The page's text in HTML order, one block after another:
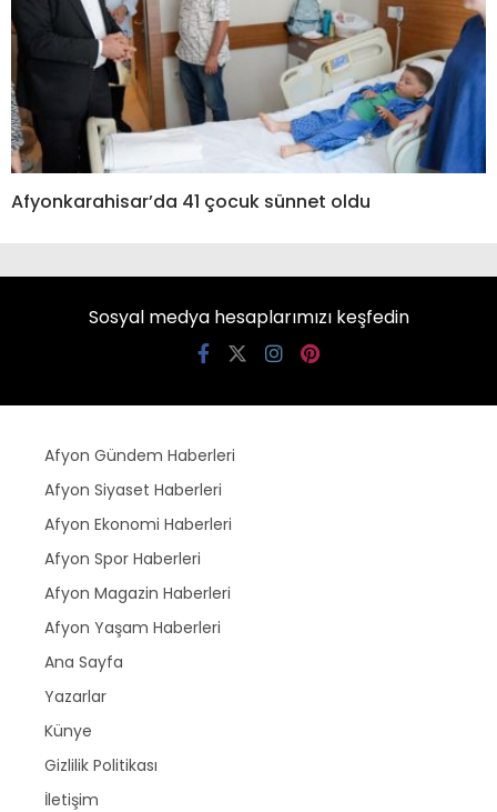
Afyonkarahisar’da 41 çocuk sünnet oldu
Sosyal medya hesaplarımızı keşfedin
Afyon Gündem Haberleri
Afyon Siyaset Haberleri
Afyon Ekonomi Haberleri
Afyon Spor Haberleri
Afyon Magazin Haberleri
Afyon Yaşam Haberleri
Ana Sayfa
Yazarlar
Künye
Gizlilik Politikası
İletişim